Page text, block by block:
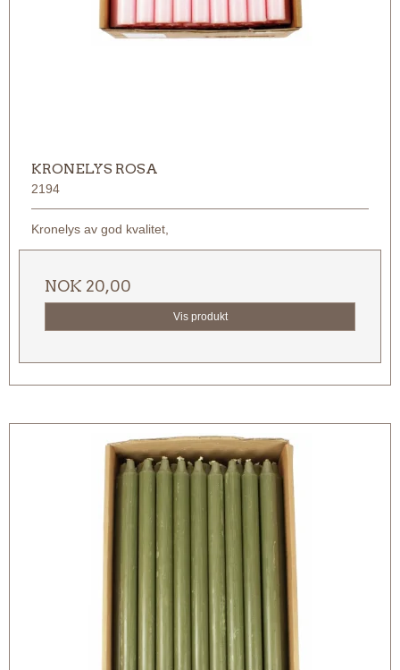
KRONELYS ROSA
2194
Kronelys av god kvalitet,
NOK 20,00
Vis produkt